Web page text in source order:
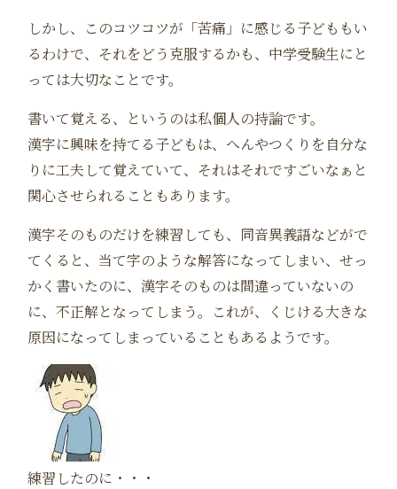
しかし、このコツコツが「苦痛」に感じる子どももい
るわけで、それをどう克服するかも、中学受験生にと
っては大切なことです。
書いて覚える、というのは私個人の持論です。
漢字に興味を持てる子どもは、へんやつくりを自分な
りに工夫して覚えていて、それはそれですごいなぁと
関心させられることもあります。
漢字そのものだけを練習しても、同音異義語などがで
てくると、当て字のような解答になってしまい、せっ
かく書いたのに、漢字そのものは間違っていないの
に、不正解となってしまう。これが、くじける大きな
原因になってしまっていることもあるようです。
練習したのに・・・